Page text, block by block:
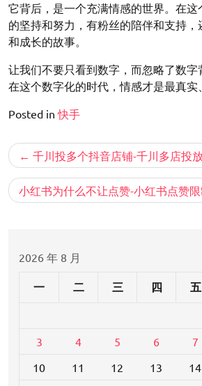
它背后，是一个充满情感的世界。在
的坚持和努力，有粉丝的陪伴和支持
和成长的故事。
让我们不要只看到数字，而忽略了数字
在这个数字化的时代，情感才是最真实
Posted in快手
文
章
导
千川投多个抖音店铺-千川多店投
小红书为什么不让点赞-小红书点赞限
2026 年 8 月
一 二 三 四 五
3
4 5 6 7
10
11 12 13 14